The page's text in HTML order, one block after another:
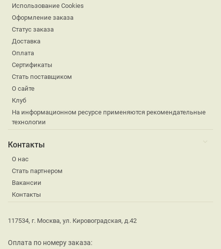
Использование Cookies
Оформление заказа
Статус заказа
Доставка
Оплата
Сертификаты
Стать поставщиком
О сайте
Клуб
На информационном ресурсе применяются рекомендательные
технологии
Контакты
О нас
Стать партнером
Вакансии
Контакты
117534, г. Москва, ул. Кировоградская, д.42
Оплата по номеру заказа: